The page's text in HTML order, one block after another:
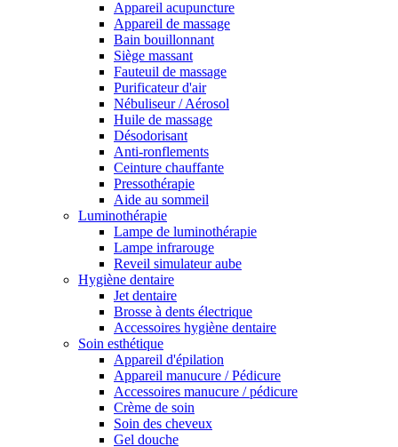
Appareil acupuncture
Appareil de massage
Bain bouillonnant
Siège massant
Fauteuil de massage
Purificateur d'air
Nébuliseur / Aérosol
Huile de massage
Désodorisant
Anti-ronflements
Ceinture chauffante
Pressothérapie
Aide au sommeil
Luminothérapie
Lampe de luminothérapie
Lampe infrarouge
Reveil simulateur aube
Hygiène dentaire
Jet dentaire
Brosse à dents électrique
Accessoires hygiène dentaire
Soin esthétique
Appareil d'épilation
Appareil manucure / Pédicure
Accessoires manucure / pédicure
Crème de soin
Soin des cheveux
Gel douche